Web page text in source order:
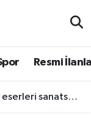
Resmi
buluşuyor